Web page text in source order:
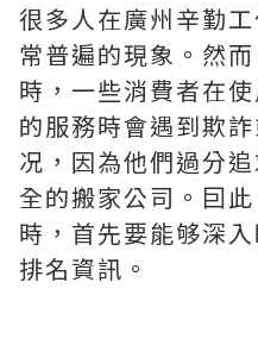
很多人在廣州辛勤
常普遍的現象。然
時，一些消費者在
的服務時會遇到欺
况，因為他們過分
全的搬家公司。囙
時，首先要能够深
排名資訊。